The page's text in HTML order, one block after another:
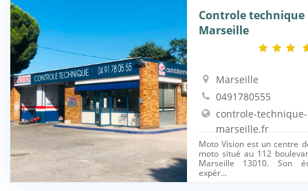
Controle
Marseille
Marseille
0491780555
controle-
marseille.fr
Moto Vision est un centre
moto situé au 112
Marseille 13010. Son
expér...